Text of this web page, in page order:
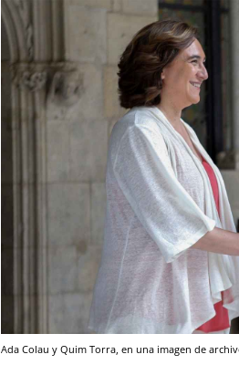
Ada Colau y Quim Torra, en una imagen de